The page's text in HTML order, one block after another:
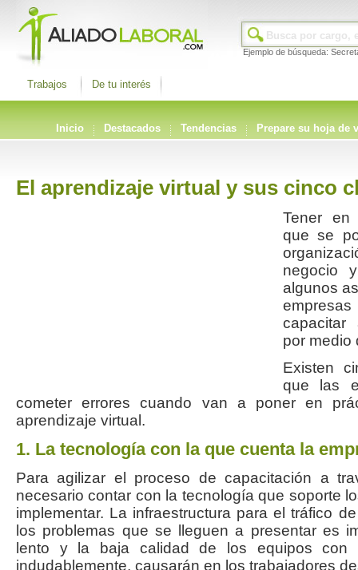
Ejemplo de búsqueda:
Trabajos De tu interés
Inicio Destacados Tendencias Prepare su hoja de
El aprendizaje virtual y sus cinco
Tener en
que se
negocio
algunos
capacitar
por medio
Existen
que las
cometer errores cuando van a poner en
aprendizaje virtual.
1. La tecnología con la que cuenta la
Para agilizar el proceso de capacitación a
necesario contar con la tecnología que soporte
implementar. La infraestructura para el tráfico
los problemas que se lleguen a presentar es
lento y la baja calidad de los equipos con
indudablemente, causarán en los trabajadores